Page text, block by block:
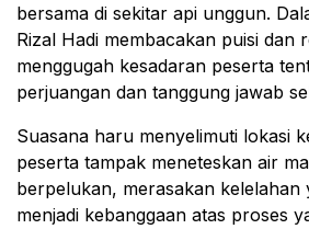
bersama di sekitar api unggun.
Rizal Hadi membacakan puisi dan
menggugah kesadaran peserta
perjuangan dan tanggung jawab
Suasana haru menyelimuti lokasi
peserta tampak meneteskan air
berpelukan, merasakan kelelahan
menjadi kebanggaan atas proses